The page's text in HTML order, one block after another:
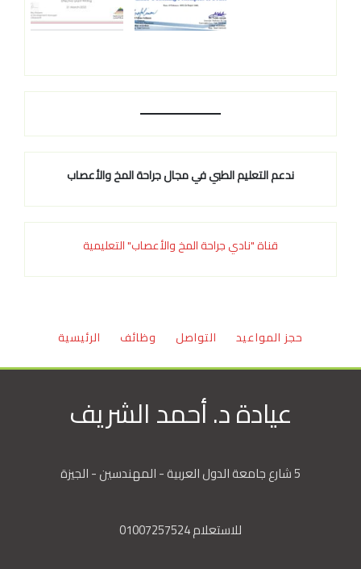
ندعم التعليم الطبي في مجال جراحة المخ والأعصاب
قناة "نادي جراحة المخ والأعصاب" التعليمية
حجز المواعيد التواصل وظائف الرئيسية
عيادة د. أحمد الشريف
5 شارع جامعة الدول العربية - المهندسين - الجيزة
للاستعلام 01007257524